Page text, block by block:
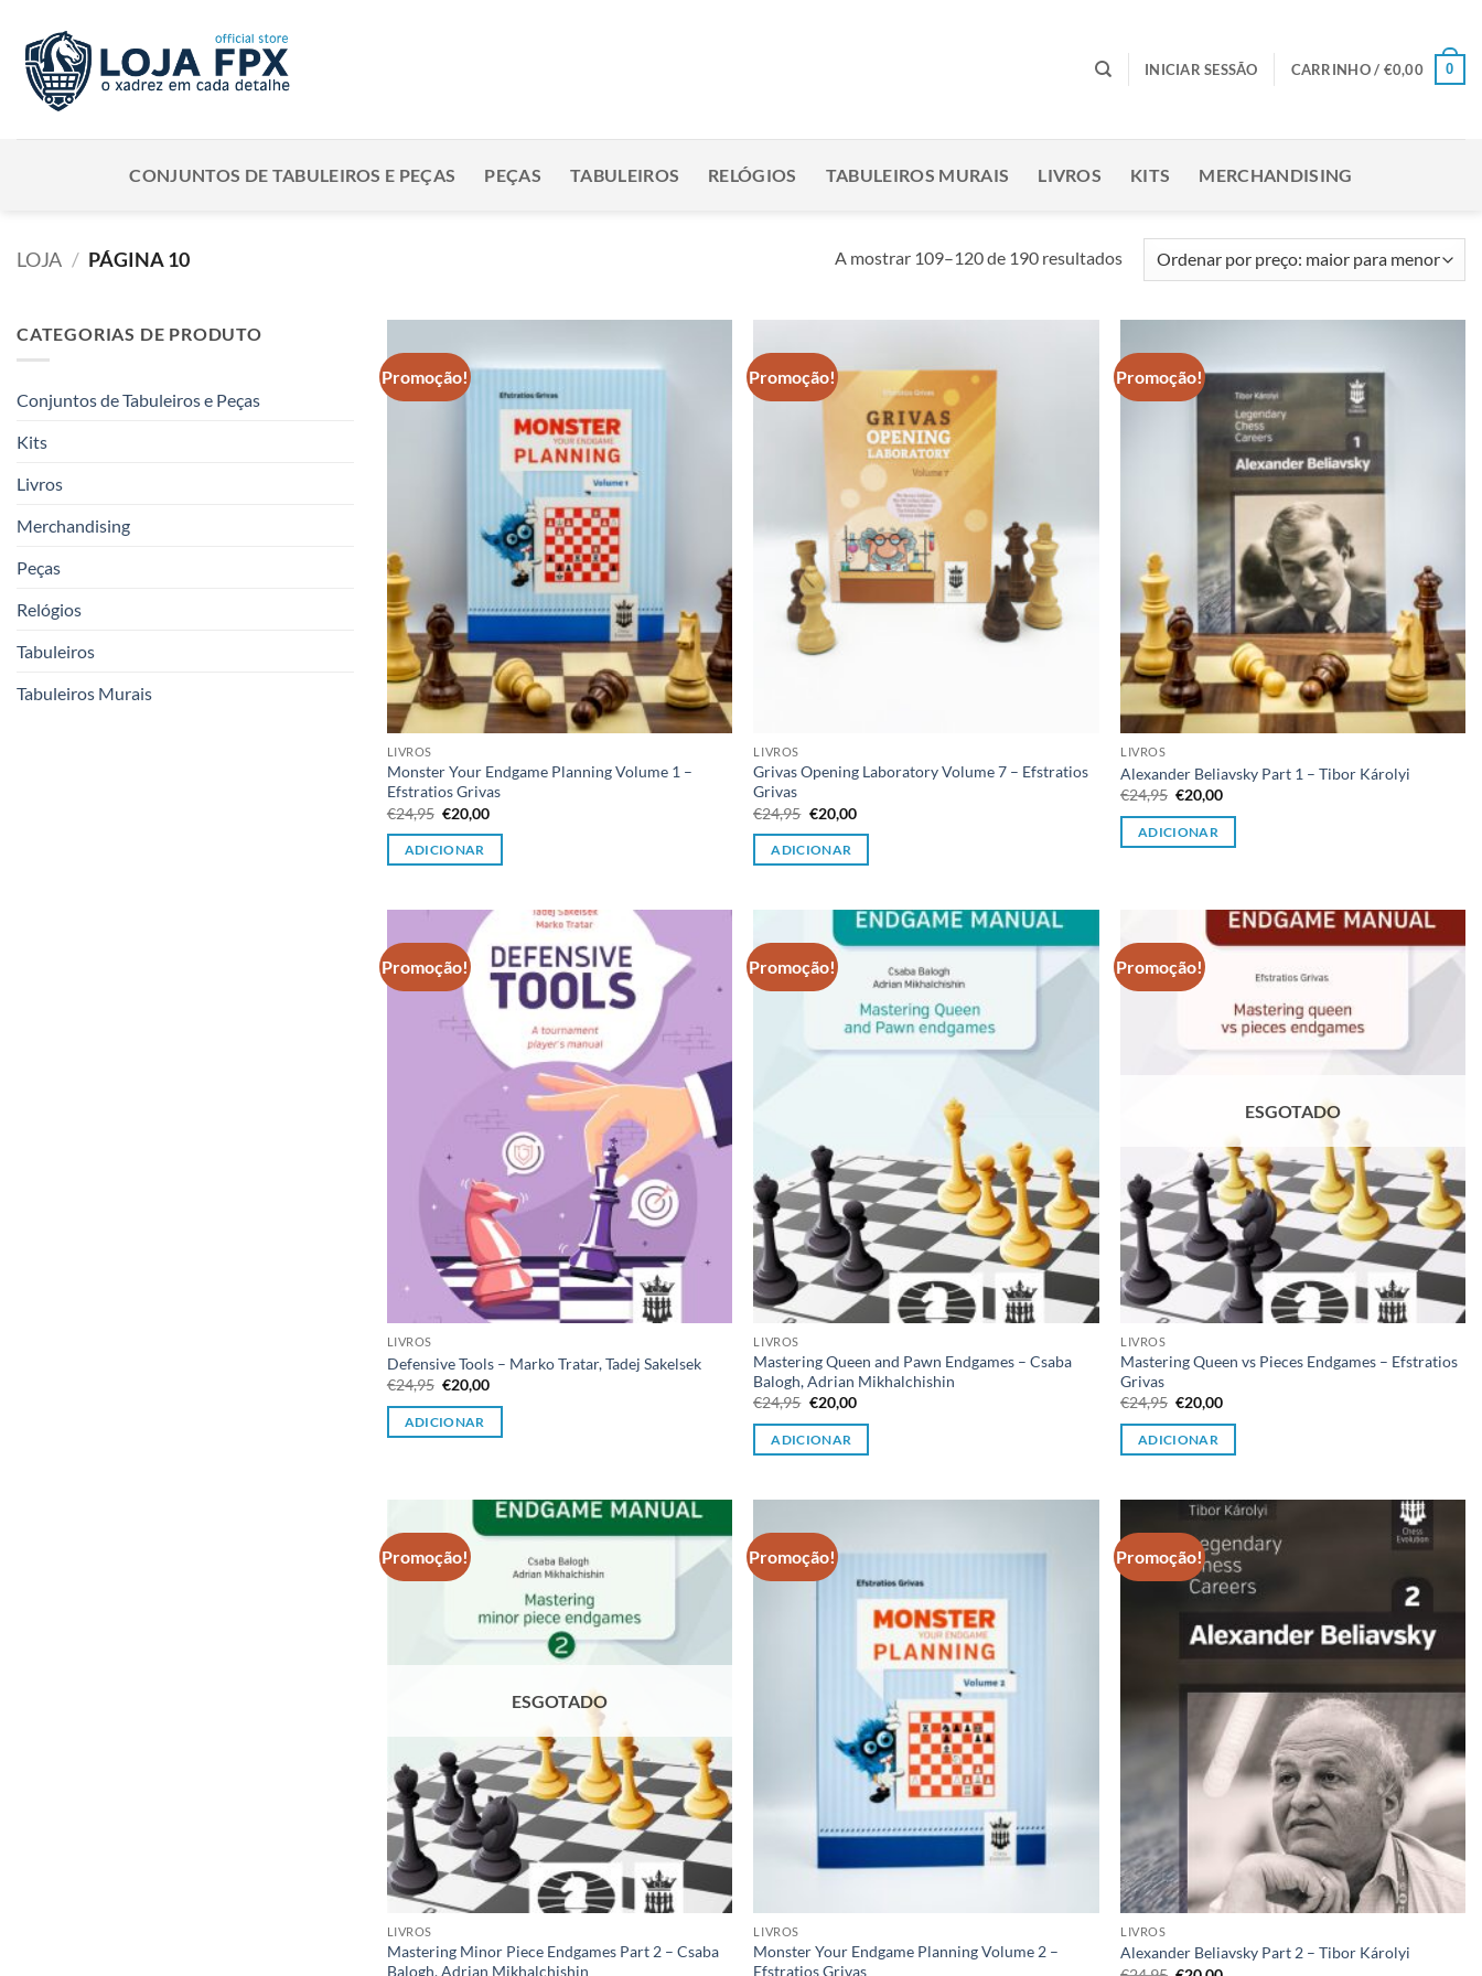
content
INICIAR SESSÃO CARRINHO / €0,00 0
CONJUNTOS DE TABULEIROS E PEÇAS PEÇAS TABULEIROS RELÓGIOS TABULEIROS MURAIS LIVROS KITS MERCHANDISING
LOJA / PÁGINA 10 A mostrar 109–120 de 190 resultadosOrdenado
por
para
menor
CATEGORIAS DE PRODUTO
Conjuntos de Tabuleiros e Peças
Kits
Livros
Merchandising
Peças
Relógios
Tabuleiros
Tabuleiros Murais
Promoção!
LIVROS
Monster Your Endgame Planning Volume 1 –
Efstratios Grivas
€24,95 O
preço
original
era:
€20,00O
ADICIONAR
Promoção!
LIVROS
Grivas Opening Laboratory Volume 7 – Efstratios
Grivas
€24,95 O
preço
original
era:
€20,00O
ADICIONAR
Promoção!
LIVROS
Alexander Beliavsky Part 1 – Tibor Károlyi
€24,95 O
preço
original
era:
€20,00O
atual
ADICIONAR
Promoção!
Adicionar
à lista de
LIVROS
Defensive Tools – Marko Tratar, Tadej Sakelsek
€24,95 O
preço
original
era:
€20,00O
atual
ADICIONAR
Promoção!
Adicionar
à lista de
LIVROS
Mastering Queen and Pawn Endgames – Csaba
Balogh, Adrian Mikhalchishin
€24,95 O
preço
original
era:
€20,00O
atual
ADICIONAR
Promoção!
Adicionar
à lista de
ESGOTADO
LIVROS
Mastering Queen vs Pieces Endgames – Efstratios
Grivas
€24,95 O
preço
original
era:
€20,00O
atual
ADICIONAR
Promoção!
Adicionar
à lista de
ESGOTADO
LIVROS
Mastering Minor Piece Endgames Part 2 – Csaba
Balogh, Adrian Mikhalchishin
Promoção!
LIVROS
Monster Your Endgame Planning Volume 2 –
Efstratios Grivas
Promoção!
à lista de
desejos
LIVROS
Alexander Beliavsky Part 2 – Tibor Károlyi